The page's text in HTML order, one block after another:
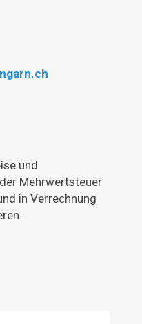
und
Mehrwertsteuer
in Verrechnung